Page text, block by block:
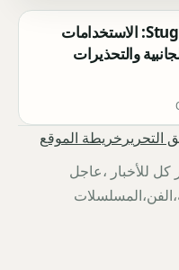
سيناريزين Stugeron: الاستخدامات
والتحذيرات
التحرير خريطة الموقع
كل للأخبار ،عاجل